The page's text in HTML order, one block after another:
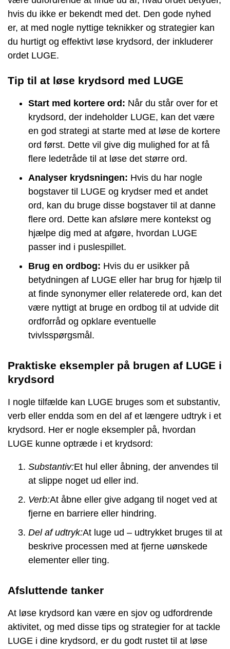
hvis du ikke er bekendt med det. Den gode nyhed
er, at med nogle nyttige teknikker og strategier kan
du hurtigt og effektivt løse krydsord, der inkluderer
ordet LUGE.
Tip til at løse krydsord med LUGE
Start med kortere ord: Når du står over for et
krydsord, der indeholder LUGE, kan det være
en god strategi at starte med at løse de kortere
ord først. Dette vil give dig mulighed for at få
flere ledetråde til at løse det større ord.
Analyser krydsningen: Hvis du har nogle
bogstaver til LUGE og krydser med et andet
ord, kan du bruge disse bogstaver til at danne
flere ord. Dette kan afsløre mere kontekst og
hjælpe dig med at afgøre, hvordan LUGE
passer ind i puslespillet.
Brug en ordbog: Hvis du er usikker på
betydningen af LUGE eller har brug for hjælp til
at finde synonymer eller relaterede ord, kan det
være nyttigt at bruge en ordbog til at udvide dit
ordforråd og opklare eventuelle
tvivlsspørgsmål.
Praktiske eksempler på brugen af LUGE i
krydsord
I nogle tilfælde kan LUGE bruges som et substantiv,
verb eller endda som en del af et længere udtryk i et
krydsord. Her er nogle eksempler på, hvordan
LUGE kunne optræde i et krydsord:
Substantiv:Et hul eller åbning, der anvendes til
at slippe noget ud eller ind.
Verb:At åbne eller give adgang til noget ved at
fjerne en barriere eller hindring.
Del af udtryk:At luge ud – udtrykket bruges til at
beskrive processen med at fjerne uønskede
elementer eller ting.
Afsluttende tanker
At løse krydsord kan være en sjov og udfordrende
aktivitet, og med disse tips og strategier for at tackle
LUGE i dine krydsord, er du godt rustet til at løse